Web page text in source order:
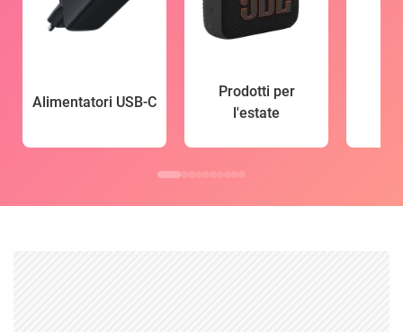
Alimentatori USB-C
Prodotti per
l'estate